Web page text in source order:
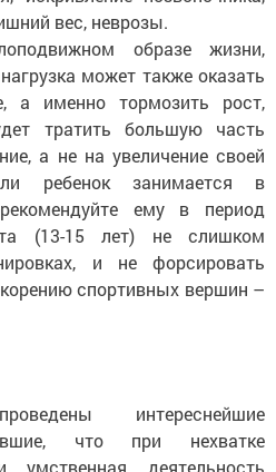
вес, неврозы.
образе жизни,
может также оказать
а именно тормозить рост,
тратить большую часть
а не на увеличение своей
ребенок занимается в
ему в период
(13-15 лет) не слишком
и не форсировать
спортивных вершин –
интереснейшие
что при нехватке
умственная деятельность